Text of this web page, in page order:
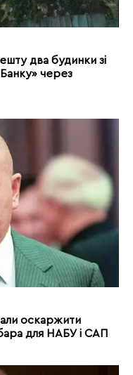
два будинки зі
через
оскаржити
для НАБУ і САП